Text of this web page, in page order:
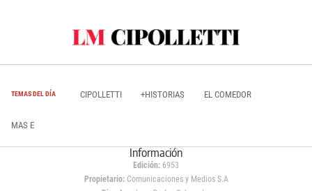
TEMAS DEL DÍA CIPOLLETTI +HISTORIAS EL COMEDOR
MAS E
Información
Edición: 6953
Propietario:Comunicaciones y Medios S.A